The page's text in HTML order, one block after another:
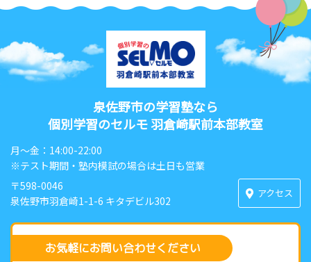
泉佐野市の学習塾なら
個別学習のセルモ 羽倉崎駅前本部教室
月〜金：14:00-22:00
※テスト期間・塾内模試の場合は土日も営業
〒598-0046
泉佐野市羽倉崎1-1-6 キタデビル302
アクセス
お気軽にお問い合わせください